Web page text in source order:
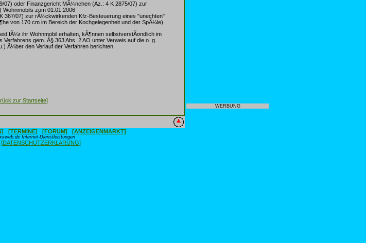
07) oder Finanzgericht MÃ¼nchen (Az.: 4 K 2875/07) zur
zum 01.01.2006
367/07) zur rÃ¼ckwirkenden Kfz-Besteuerung eines "unechten"
von 170 cm im Bereich der Kochgelegenheit und der SpÃ¼le).
fÃ¼r ihr Wohnmobil erhalten, kÃ¶nnen selbstverstÃ¤ndlich im
gem. Â§ 363 Abs. 2 AO unter Verweis auf die o. g.
Ã¼ber den Verlauf der Verfahren berichten.
zur Startseite]
[TERMINE] [FORUM] [ANZEIGENMARKT]
Internet-Dienstleistungen
[DATENSCHUTZERKLÄRUNG]
WERBUNG